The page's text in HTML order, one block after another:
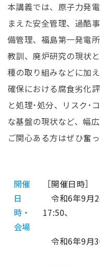
本講義では、原子力発
まえた安全管理、過酷
備管理、福島第一発電
教訓、廃炉研究の現状
種の取り組みなどに加
確保における腐食劣化
と処理･処分、リスク･
な基盤の現状など、幅
ご関心ある方はぜひ奮
開催
日
時・
会場
［開催日時］
令和6年9月
17:50、
令和6年9月